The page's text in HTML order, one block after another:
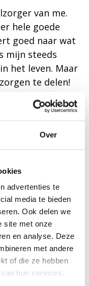
Over
advertenties te
media te bieden
Ook delen we
site met onze
en analyse. Deze
met andere
of die ze hebben
hun services.
van me.
hele goede
goed naar wat
mijn steeds
het leven. Maar
te delen!
van een
me dierbaar is.
die op een
Maar
gebeld en tien
dochter voor
Heerlijk! Ik
ik hoop nog